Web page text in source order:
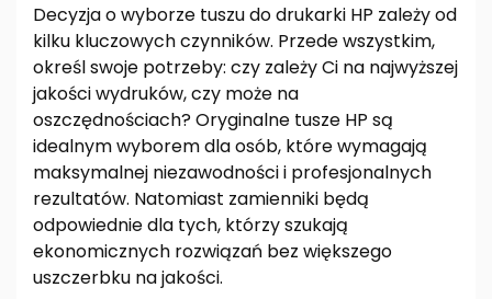
Decyzja o wyborze tuszu do drukarki HP zależy od
kilku kluczowych czynników. Przede wszystkim,
określ swoje potrzeby: czy zależy Ci na najwyższej
jakości wydruków, czy może na
oszczędnościach? Oryginalne tusze HP są
idealnym wyborem dla osób, które wymagają
maksymalnej niezawodności i profesjonalnych
rezultatów. Natomiast zamienniki będą
odpowiednie dla tych, którzy szukają
ekonomicznych rozwiązań bez większego
uszczerbku na jakości.